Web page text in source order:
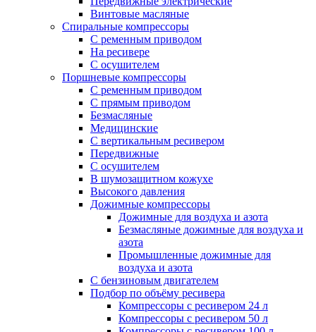
Винтовые масляные
Спиральные компрессоры
С ременным приводом
На ресивере
С осушителем
Поршневые компрессоры
С ременным приводом
С прямым приводом
Безмасляные
Медицинские
С вертикальным ресивером
Передвижные
С осушителем
В шумозащитном кожухе
Высокого давления
Дожимные компрессоры
Дожимные для воздуха и азота
Безмасляные дожимные для воздуха и
азота
Промышленные дожимные для
воздуха и азота
С бензиновым двигателем
Подбор по объёму ресивера
Компрессоры с ресивером 24 л
Компрессоры с ресивером 50 л